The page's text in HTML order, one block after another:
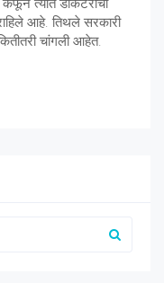
त्यात डॉकटरांचा
आहे. तिथले सरकारी
चांगली आहेत.